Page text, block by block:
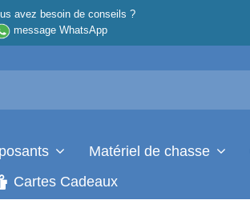
avez besoin de conseils ?
message WhatsApp
Matériel de chasse
Cartes Cadeaux